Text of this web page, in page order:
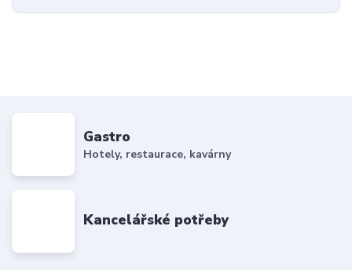
Gastro
Hotely, restaurace, kavárny
Kancelářské potřeby